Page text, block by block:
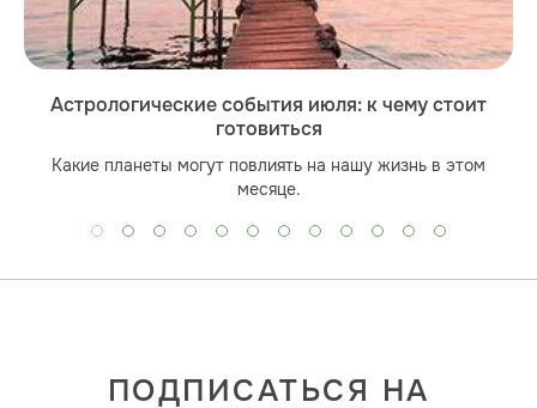
Астрологические события июля: к чему стоит
готовиться
Какие планеты могут повлиять на нашу жизнь в этом
месяце.
ПОДПИСАТЬСЯ НА